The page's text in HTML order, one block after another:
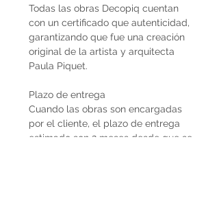
Todas las obras Decopiq cuentan
con un certificado que autenticidad,
garantizando que fue una creación
original de la artista y arquitecta
Paula Piquet.
Plazo de entrega
Cuando las obras son encargadas
por el cliente, el plazo de entrega
estimado son 2 meses desde que se